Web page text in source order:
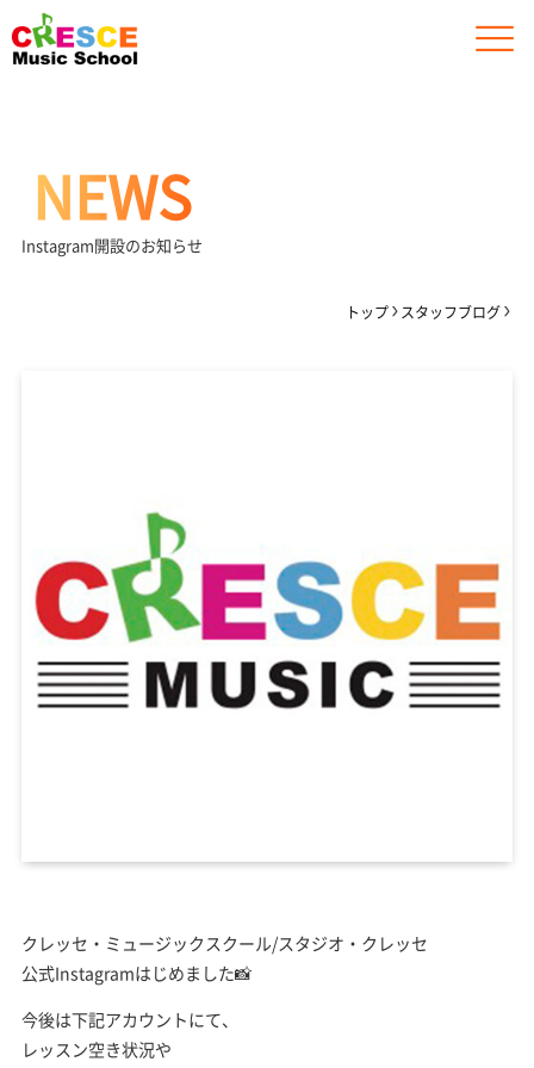
Instagram開設のお知らせ
NEWS
トップ スタッフブログ
クレッセ・ミュージックスクール/スタジオ・クレッセ
公式Instagramはじめました📸
今後は下記アカウントにて、
レッスン空き状況や